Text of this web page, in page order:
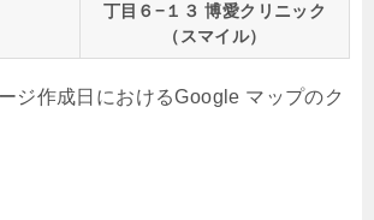
丁目６−１３ 博愛クリニック
（スマイル）
ジ作成日におけるGoogle マップのク